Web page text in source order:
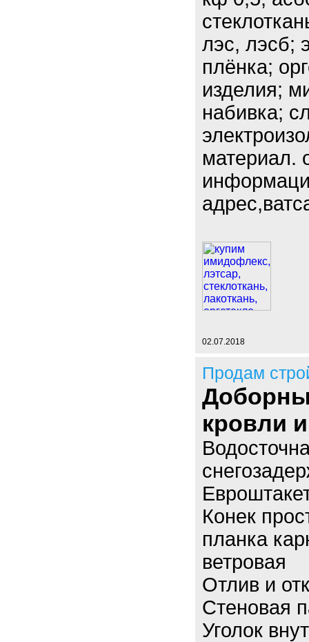
лэс, лэсб;
плёнка;
изделия;
набивка;
материал.
02.07.2018
Продам
кровли
Конек
планка
ветровая
Отлив и
Стеновая
Уголок